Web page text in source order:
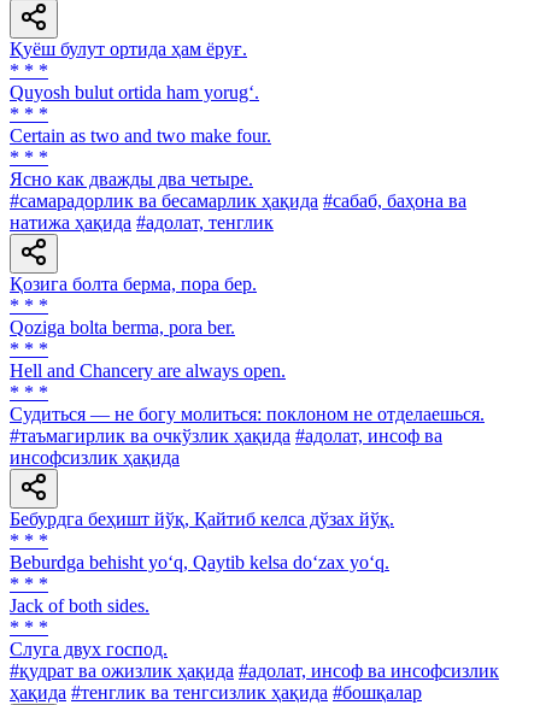
Қуёш булут ортида ҳам ёруғ.
* * *
Quyosh bulut ortida ham yorug‘.
* * *
Certain as two and two make four.
* * *
Ясно как дважды два четыре.
#самарадорлик ва бесамарлик ҳақида #сабаб, баҳона ва
натижа ҳақида #адолат, тенглик
Қозига болта берма, пора бер.
* * *
Qoziga bolta berma, pora ber.
* * *
Hell and Chancery are always open.
* * *
Судиться — не богу молиться: поклоном не отделаешься.
#таъмагирлик ва очкўзлик ҳақида #адолат, инсоф ва
инсофсизлик ҳақида
Бебурдга беҳишт йўқ, Қайтиб келса дўзах йўқ.
* * *
Beburdga behisht yo‘q, Qaytib kelsa do‘zax yo‘q.
* * *
Jack of both sides.
* * *
Слуга двух господ.
#қудрат ва ожизлик ҳақида #адолат, инсоф ва инсофсизлик
ҳақида #тенглик ва тенгсизлик ҳақида #бошқалар